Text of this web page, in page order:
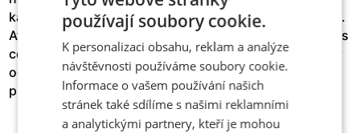
každá vaše noha denně nese v průměru o 1000kg více.
Ať už jste na cestě do práce, do přírody nebo do fitness
centra. S našimi botami budou vaše nohy osvobozeny
od zbytečné zátěže a každý krok bude pro vás lehký a
příjemný.
ENGLISH
používají soubory cookie.
K personalizaci obsahu, reklam a analýze
návštěvnosti používáme soubory cookie.
Informace o vašem používání našich
stránek také sdílíme s našimi reklamními
a analytickými partnery, kteří je mohou